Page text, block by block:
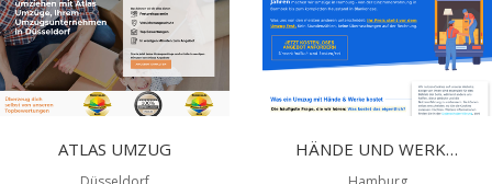
ATLAS UMZUG HÄNDE UND WERKE UMZÜGE